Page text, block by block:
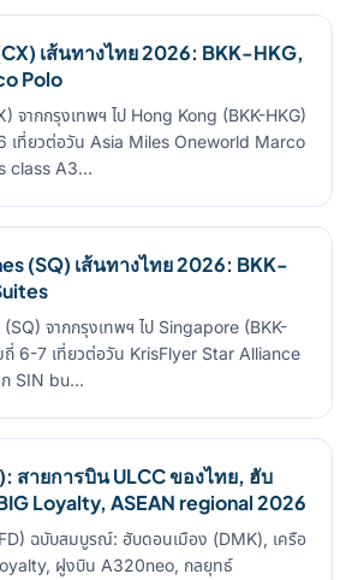
เส้นทางไทย 2026: BKK-HKG,
Polo
จากกรุงเทพฯ ไป Hong Kong (BKK-HKG)
ที่ยวต่อวัน Asia Miles Oneworld Marco
class A3…
(SQ) เส้นทางไทย 2026: BKK-
จากกรุงเทพฯ ไป Singapore (BKK-
6-7 เที่ยวต่อวัน KrisFlyer Star Alliance
SIN bu…
สายการบิน ULCC ของไทย, ฮับ
Loyalty, ASEAN regional 2026
ฉบับสมบูรณ์: ฮับดอนเมือง (DMK), เครือ
ฝูงบิน A320neo, กลยุทธ์